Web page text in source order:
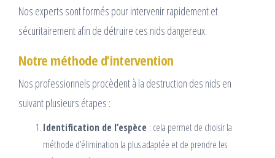
Nos experts sont formés pour intervenir rapidement et
sécuritairement afin de détruire ces nids dangereux.
Notre méthode d’intervention
Nos professionnels procèdent à la destruction des nids en
suivant plusieurs étapes :
Identification de l’espèce : cela permet de choisir la
méthode d’élimination la plus adaptée et de prendre les